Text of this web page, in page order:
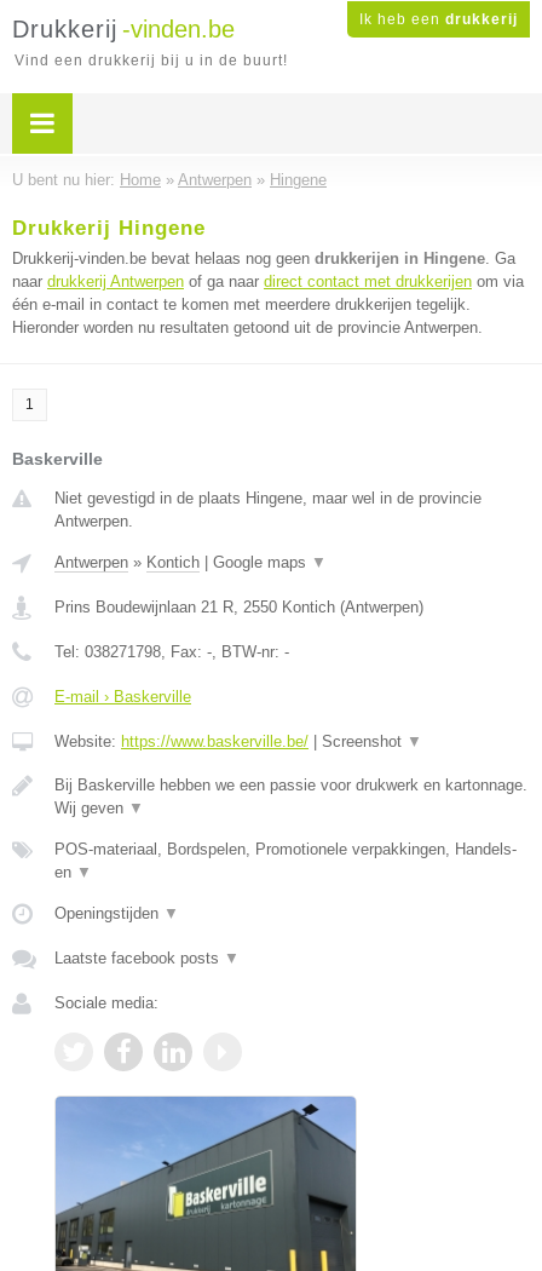
Ik heb een drukkerij
Drukkerij -vinden.be
Vind een drukkerij bij u in de buurt!
U bent nu hier: Home » Antwerpen » Hingene
Drukkerij Hingene
Drukkerij-vinden.be bevat helaas nog geen drukkerijen in Hingene. Ga
naar drukkerij Antwerpen of ga naar direct contact met drukkerijen om via
één e-mail in contact te komen met meerdere drukkerijen tegelijk.
Hieronder worden nu resultaten getoond uit de provincie Antwerpen.
1
Baskerville
Niet gevestigd in de plaats Hingene, maar wel in de provincie
Antwerpen.
Antwerpen » Kontich Google maps ▼
Prins Boudewijnlaan 21 R, 2550 Kontich (Antwerpen)
Tel: 038271798, Fax: -, BTW-nr: -
E-mail › Baskerville
Website: https://www.baskerville.be/ Screenshot ▼
Bij Baskerville hebben we een passie voor drukwerk en kartonnage.
Wij geven ▼
POS-materiaal, Bordspelen, Promotionele verpakkingen, Handels-
en ▼
Openingstijden ▼
Laatste facebook posts ▼
Sociale media: